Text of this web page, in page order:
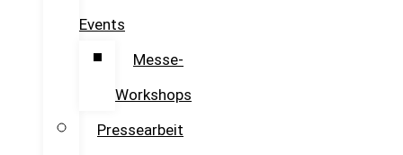
Events
Messe-
Workshops
Pressearbeit